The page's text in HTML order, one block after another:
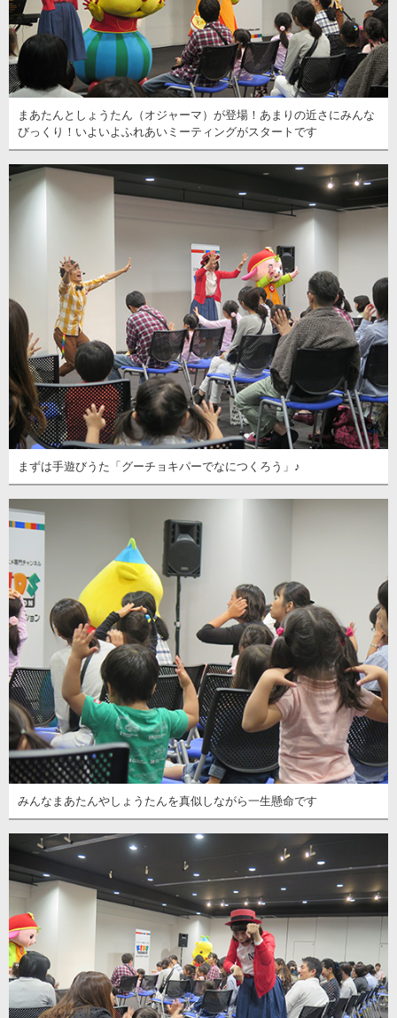
まあたんとしょうたん（オジャーマ）が登場！あまりの近さにみんな
びっくり！いよいよふれあいミーティングがスタートです
まずは手遊びうた「グーチョキパーでなにつくろう」♪
みんなまあたんやしょうたんを真似しながら一生懸命です